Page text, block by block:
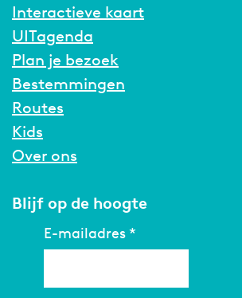
Interactieve kaart
UITagenda
Plan je bezoek
Bestemmingen
Routes
Kids
Over ons
Blijf op de hoogte
E-mailadres*